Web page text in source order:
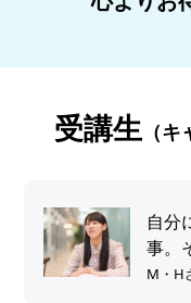
受講生（キ
自分
事。
M・H